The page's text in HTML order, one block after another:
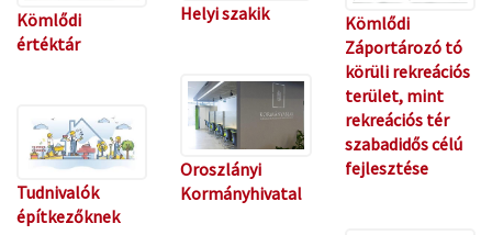
Kömlődi
értéktár
Tudnivalók
építkezőknek
Helyi szakik
Oroszlányi
Kormányhivatal
Kömlődi
Záportározó tó
körüli rekreációs
terület, mint
rekreációs tér
szabadidős célú
fejlesztése